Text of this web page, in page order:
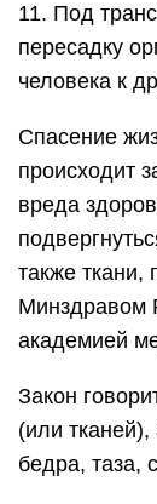
11. Под
пересадку
человека к
Спасение
происходит
вреда
также ткани,
Минздравом
академией
Закон
(или тканей),
бедра, таза,